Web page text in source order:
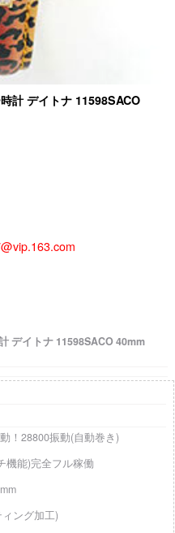
計 デイトナ 11598SACO
デイトナ 11598SACO 40mm
！28800振動(自動巻き)
能)完全フル稼働
ング加工)